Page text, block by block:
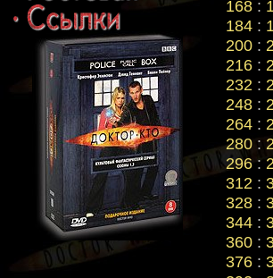
168:
184:
200 :
216:
232 :
248:
264:
280:
296 :
312 :
328:
344:
360:
376: